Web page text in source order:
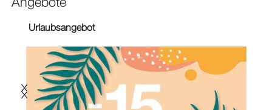
Angebote
Urlaubsangebot